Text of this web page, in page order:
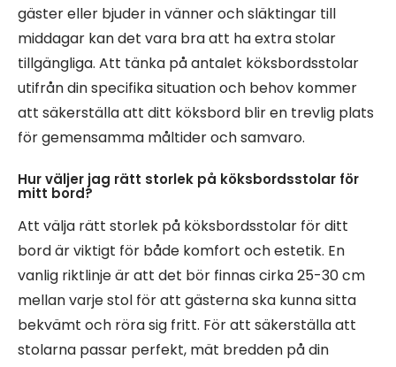
gäster eller bjuder in vänner och släktingar till
middagar kan det vara bra att ha extra stolar
tillgängliga. Att tänka på antalet köksbordsstolar
utifrån din specifika situation och behov kommer
att säkerställa att ditt köksbord blir en trevlig plats
för gemensamma måltider och samvaro.
Hur väljer jag rätt storlek på köksbordsstolar för
mitt bord?
Att välja rätt storlek på köksbordsstolar för ditt
bord är viktigt för både komfort och estetik. En
vanlig riktlinje är att det bör finnas cirka 25-30 cm
mellan varje stol för att gästerna ska kunna sitta
bekvämt och röra sig fritt. För att säkerställa att
stolarna passar perfekt, mät bredden på din